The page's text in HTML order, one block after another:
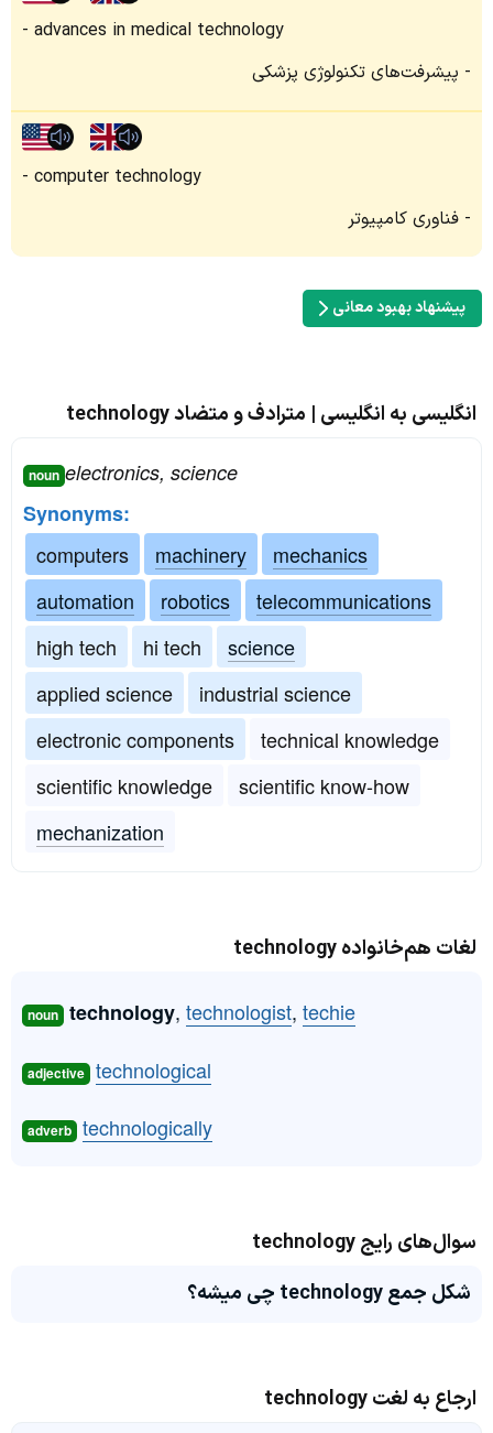
advances in medical technology
پیشرفت‌های تکنولوژی پزشکی
computer technology
فناوری کامپیوتر
پیشنهاد بهبود معانی
انگلیسی به انگلیسی | مترادف و متضاد technology
noun electronics, science
Synonyms:
computers
machinery
mechanics
automation
robotics
telecommunications
high tech
hi tech
science
applied science
industrial science
electronic components
technical knowledge
scientific knowledge
scientific know-how
mechanization
لغات هم‌خانواده technology
noun technology, technologist, techie
adjective technological
adverb technologically
سوال‌های رایج technology
شکل جمع technology چی میشه؟
ارجاع به لغت technology